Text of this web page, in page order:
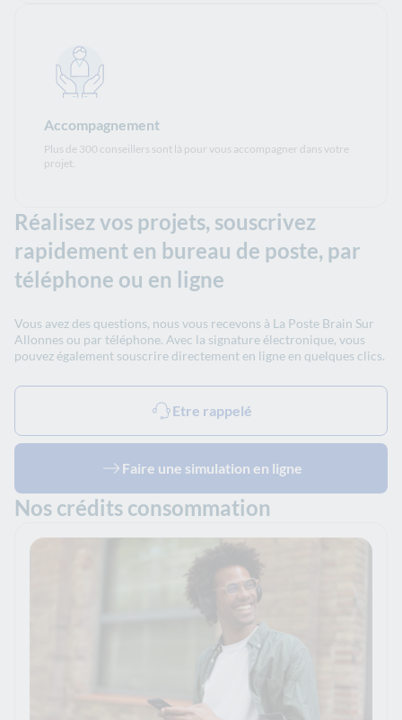
Accompagnement
Plus de 300 conseillers sont là pour vous accompagner dans votre
projet.
Réalisez vos projets, souscrivez
rapidement en bureau de poste, par
téléphone ou en ligne
Vous avez des questions, nous vous recevons à La Poste Brain Sur
Allonnes ou par téléphone. Avec la signature électronique, vous
pouvez également souscrire directement en ligne en quelques clics.
Etre rappelé
Faire une simulation en ligne
Nos crédits consommation